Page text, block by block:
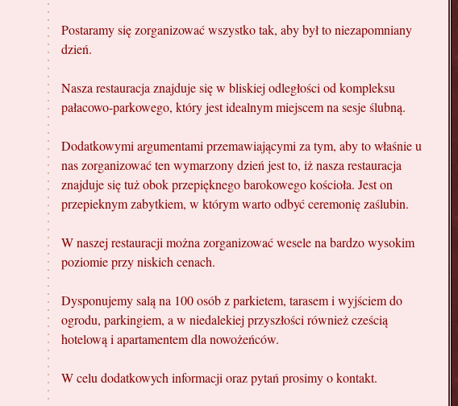
Postaramy się zorganizować wszystko tak, aby był to niezapomniany
dzień.
Nasza restauracja znajduje się w bliskiej odległości od kompleksu
pałacowo-parkowego, który jest idealnym miejscem na sesje ślubną.
Dodatkowymi argumentami przemawiającymi za tym, aby to właśnie u
nas zorganizować ten wymarzony dzień jest to, iż nasza restauracja
znajduje się tuż obok przepięknego barokowego kościoła. Jest on
przepieknym zabytkiem, w którym warto odbyć ceremonię zaślubin.
W naszej restauracji można zorganizować wesele na bardzo wysokim
poziomie przy niskich cenach.
Dysponujemy salą na 100 osób z parkietem, tarasem i wyjściem do
ogrodu, parkingiem, a w niedalekiej przyszłości również cześcią
hotelową i apartamentem dla nowożeńców.
W celu dodatkowych informacji oraz pytań prosimy o kontakt.